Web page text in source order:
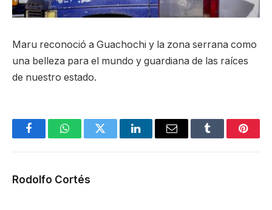
Maru reconoció a Guachochi y la zona serrana como
una belleza para el mundo y guardiana de las raíces
de nuestro estado.
FacebookWhatsAppTwitter LinkedInEmail Tumblr
Rodolfo Cortés